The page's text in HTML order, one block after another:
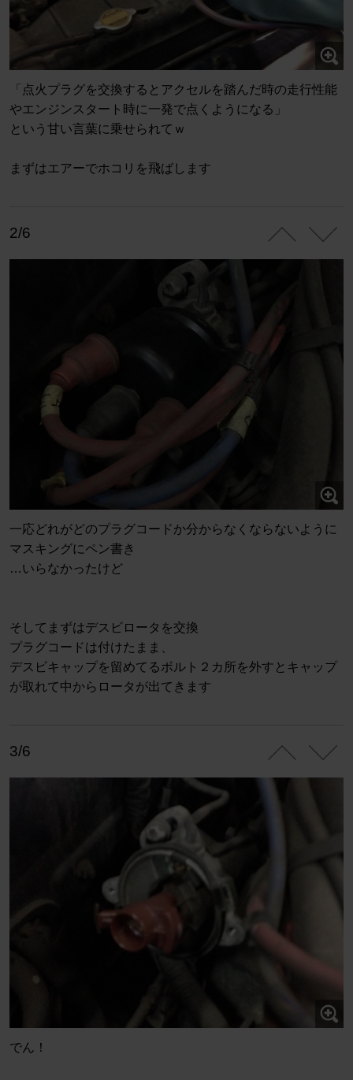
「点火プラグを交換するとアクセルを踏んだ時の走行性能
やエンジンスタート時に一発で点くようになる」
という甘い言葉に乗せられてｗ
まずはエアーでホコリを飛ばします
2/6
一応どれがどのプラグコードか分からなくならないように
マスキングにペン書き
…いらなかったけど
そしてまずはデスビロータを交換
プラグコードは付けたまま、
デスビキャップを留めてるボルト２カ所を外すとキャップ
が取れて中からロータが出てきます
3/6
でん！